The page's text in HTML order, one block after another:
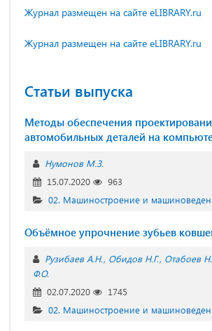
Журнал размещен на сайте eLIBRARY.ru
Журнал размещен на сайте eLIBRARY.ru
Статьи выпуска
Методы обеспечения
автомобильных деталей на
Нумонов М.З.
15.07.2020
963
02. Машиностроение и
Объёмное упрочнение зубьев
Рузибаев А.Н. Обидов Н.Г. Отабоев
Ф.О.
02.07.2020
1745
02. Машиностроение и